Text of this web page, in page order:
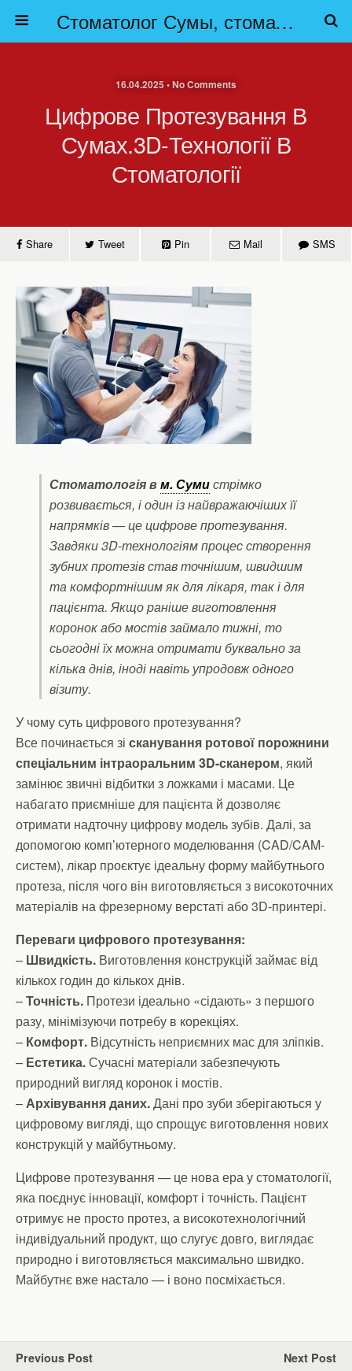
Стоматолог Сумы, стоматологические клиники Сумы, детская стоматология в Сумах. | Частная стоматология Сумы
16.04.2025 • No Comments
Цифрове Протезування В
Сумах.3D-Технології В
Стоматології
Share Tweet Pin Mail SMS
Стоматологія вм. Сумистрімко
розвивається, і один із найвражаючіших її
напрямків — це цифрове протезування.
Завдяки 3D-технологіям процес створення
зубних протезів став точнішим, швидшим
та комфортнішим як для лікаря, так і для
пацієнта. Якщо раніше виготовлення
коронок або мостів займало тижні, то
сьогодні їх можна отримати буквально за
кілька днів, іноді навіть упродовж одного
візиту.
У чому суть цифрового протезування?
Все починається зі сканування ротової порожнини
спеціальним інтраоральним 3D-сканером, який
замінює звичні відбитки з ложками і масами. Це
набагато приємніше для пацієнта й дозволяє
отримати надточну цифрову модель зубів. Далі, за
допомогою комп’ютерного моделювання (CAD/CAM-
систем), лікар проєктує ідеальну форму майбутнього
протеза, після чого він виготовляється з високоточних
матеріалів на фрезерному верстаті або 3D-принтері.
Переваги цифрового протезування:
– Швидкість. Виготовлення конструкцій займає від
кількох годин до кількох днів.
–Точність. Протези ідеально «сідають» з першого
разу, мінімізуючи потребу в корекціях.
– Комфорт. Відсутність неприємних мас для зліпків.
– Естетика.Сучасні матеріали забезпечують
природний вигляд коронок і мостів.
–Архівування даних.Дані про зуби зберігаються у
цифровому вигляді, що спрощує виготовлення нових
конструкцій у майбутньому.
Цифрове протезування — це нова ера у стоматології,
яка поєднує інновації, комфорт і точність. Пацієнт
отримує не просто протез, а високотехнологічний
індивідуальний продукт, що слугує довго, виглядає
природно і виготовляється максимально швидко.
Майбутнє вже настало — і воно посміхається.
Previous Post Next Post